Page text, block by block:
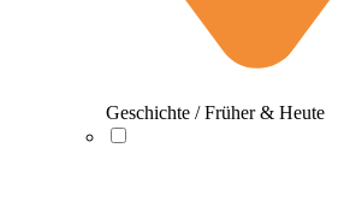
Geschichte / Früher & Heute